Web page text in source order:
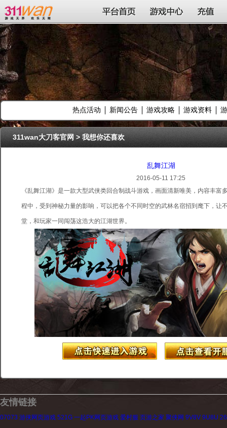
311wan平台 平台首页 游戏中心 充值
热点活动 新闻公告 游戏攻略 游戏资料
311wan大刀客官网 >我想你还喜欢
乱舞江湖
2016-05-11 17:25
《乱舞江湖》是一款大型武侠类回合制战斗游戏，画面清新唯美，内容丰富
程中，受到神秘力量的影响，可以把各个不同时空的武林名宿招到麾下，让
堂，和玩家一同闯荡这浩大的江湖世界。
友情链接
07073 游侠网页游戏 521G 一起PK网页游戏 爱村服 页游之家 聚侠网 9V8V 9U8U